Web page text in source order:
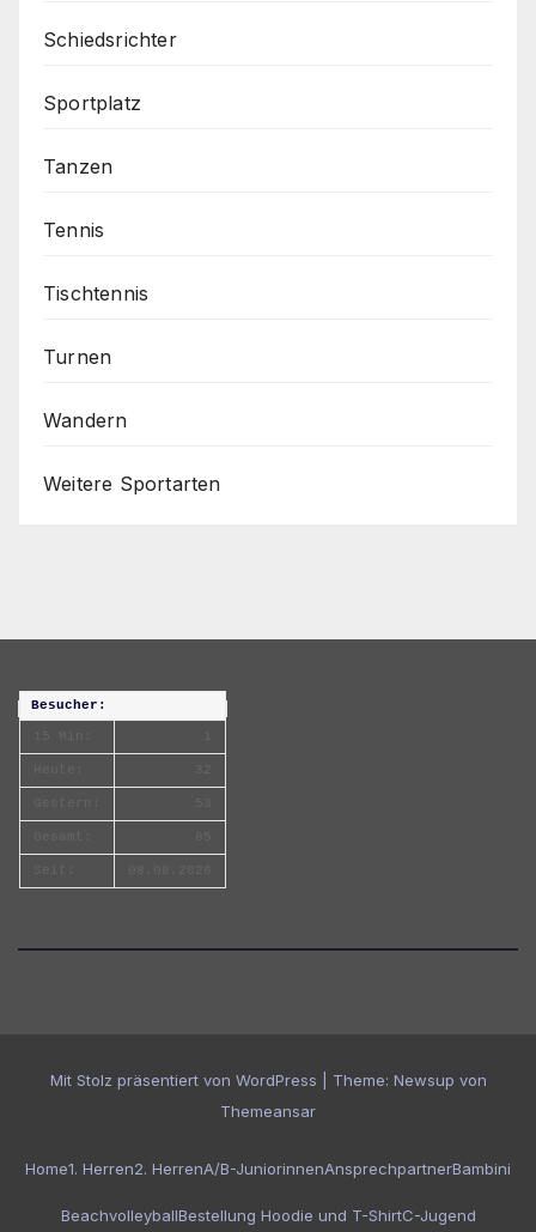
Schiedsrichter
Sportplatz
Tanzen
Tennis
Tischtennis
Turnen
Wandern
Weitere Sportarten
Besucher:
Mit Stolz präsentiert von WordPress Theme: Newsup von
Themeansar
Home1. Herren2. HerrenA/B-JuniorinnenAnsprechpartnerBambini
BeachvolleyballBestellung Hoodie und T-ShirtC-Jugend